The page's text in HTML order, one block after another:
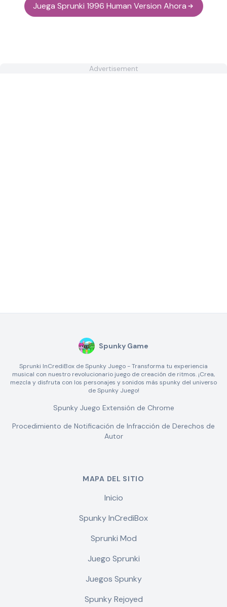
Juega Sprunki 1996 Human Version Ahora
Advertisement
Spunky Game
Sprunki InCrediBox de Spunky Juego - Transforma tu experiencia
musical con nuestro revolucionario juego de creación de ritmos. ¡Crea,
mezcla y disfruta con los personajes y sonidos más spunky del universo
de Spunky Juego!
Spunky Juego Extensión de Chrome
Procedimiento de Notificación de Infracción de Derechos de
Autor
MAPA DEL SITIO
Inicio
Spunky InCrediBox
Sprunki Mod
Juego Sprunki
Juegos Spunky
Spunky Rejoyed